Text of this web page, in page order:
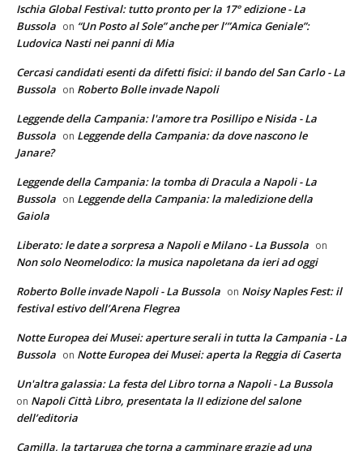
Ischia Global Festival: tutto pronto per la 17° edizione - La
Bussola on “Un Posto al Sole” anche per l’”Amica Geniale”:
Ludovica Nasti nei panni di Mia
Cercasi candidati esenti da difetti fisici: il bando del San Carlo - La
Bussola on Roberto Bolle invade Napoli
Leggende della Campania: l'amore tra Posillipo e Nisida - La
Bussola on Leggende della Campania: da dove nascono le
Janare?
Leggende della Campania: la tomba di Dracula a Napoli - La
Bussola on Leggende della Campania: la maledizione della
Gaiola
Liberato: le date a sorpresa a Napoli e Milano - La Bussola on
Non solo Neomelodico: la musica napoletana da ieri ad oggi
Roberto Bolle invade Napoli - La Bussola on Noisy Naples Fest: il
festival estivo dell’Arena Flegrea
Notte Europea dei Musei: aperture serali in tutta la Campania - La
Bussola on Notte Europea dei Musei: aperta la Reggia di Caserta
Un'altra galassia: La festa del Libro torna a Napoli - La Bussola
on Napoli Città Libro, presentata la II edizione del salone
dell’editoria
Camilla, la tartaruga che torna a camminare grazie ad una